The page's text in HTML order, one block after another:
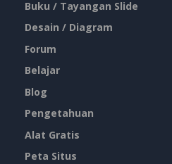
Buku / Tayangan Slide
Desain / Diagram
Forum
Belajar
Blog
Pengetahuan
Alat Gratis
Peta Situs